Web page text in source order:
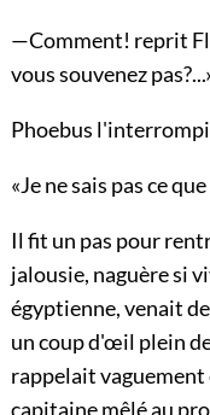
—Comment! reprit
vous souvenez
Phoebus
«Je ne sais pas ce
Il fit un pas pour
jalousie, naguère si
égyptienne, venait
un coup d'œil plein
rappelait
capitaine mêlé au